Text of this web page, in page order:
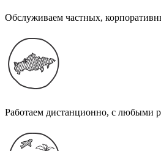
Обслуживаем частных,
Работаем дистанционно, с любыми